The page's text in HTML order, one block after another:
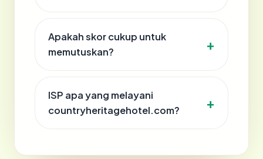
Apakah skor cukup untuk
memutuskan?
ISP apa yang melayani
countryheritagehotel.com?